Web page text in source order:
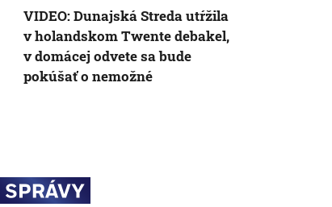
VIDEO: Dunajská Streda utŕžila
v holandskom Twente debakel,
v domácej odvete sa bude
pokúšať o nemožné